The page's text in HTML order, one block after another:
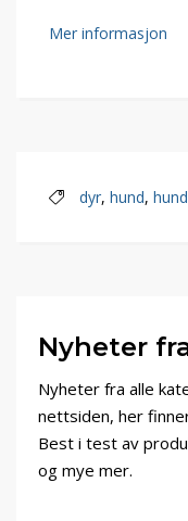
Mer informasjon
dyr, hund,
Nyheter
Nyheter fra alle
nettsiden, her
Best i test av
og mye mer.